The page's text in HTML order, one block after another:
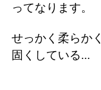
ってなります。
せっかく柔らか
固くしている...